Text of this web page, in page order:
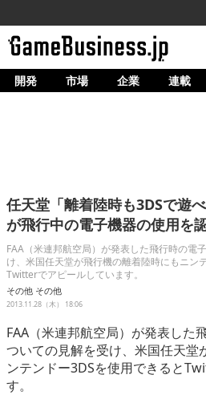
ホーム
企業動向
人材育成
産業政策
連載
イベント/セミナー
eスポーツ
開発 市場 企業 連載
任天堂「離着陸時も3DSで遊
が飛行中の電子機器の使用を
FAA（米連邦航空局）が発表した飛行時の電
け、米国任天堂が飛行機の離着陸時にもニン
Twitterでアピールしています。
その他 その他
2013.11.28（木） 18:06
FAA（米連邦航空局）が発表した
ついての見解を受け、米国任天堂
ンテンドー3DSを使用できると
す。